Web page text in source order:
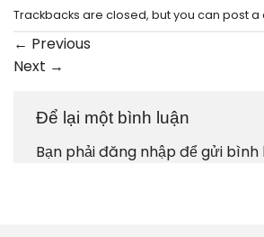
Trackbacks are closed, but you can post a
← Previous
Next →
Để lại một bình luận
Bạn phảiđăng nhậpđể gửi bình